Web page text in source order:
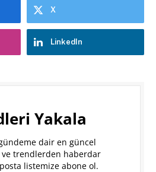
X
LinkedIn
Yakala
dair en güncel
trendlerden haberdar
listemize abone ol.